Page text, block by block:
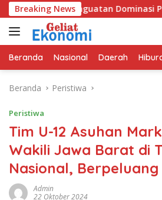
Langsung
ke
konten
Breaking News
Penguatan Dominasi Pasar di
Beranda Nasional Daerah
Beranda Peristiwa
Peristiwa
Tim U-12 Asuhan
Wakili Jawa Barat di
Nasional,
Admin
22 Oktober 2024